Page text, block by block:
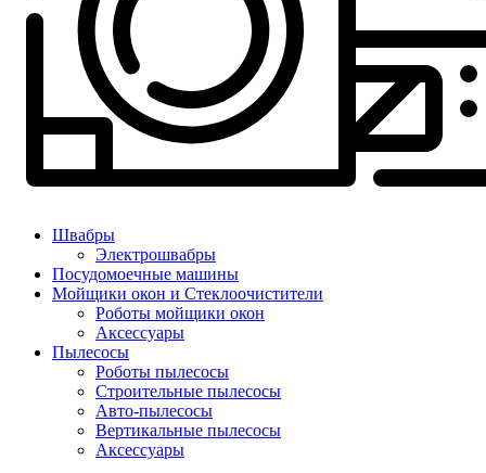
Швабры
Электрошвабры
Посудомоечные машины
Мойщики окон и Стеклоочистители
Роботы мойщики окон
Аксессуары
Пылесосы
Роботы пылесосы
Строительные пылесосы
Авто-пылесосы
Вертикальные пылесосы
Аксессуары